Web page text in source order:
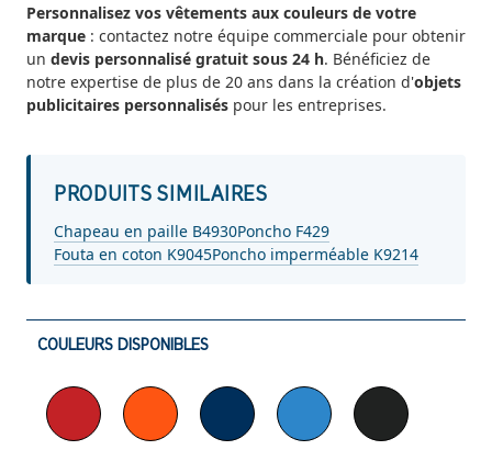
Personnalisez vos vêtements aux couleurs de votre
marque : contactez notre équipe commerciale pour obtenir
un devis personnalisé gratuit sous 24 h. Bénéficiez de
notre expertise de plus de 20 ans dans la création d'objets
publicitaires personnalisés pour les entreprises.
PRODUITS SIMILAIRES
Chapeau en paille B4930Poncho F429
Fouta en coton K9045Poncho imperméable K9214
COULEURS DISPONIBLES